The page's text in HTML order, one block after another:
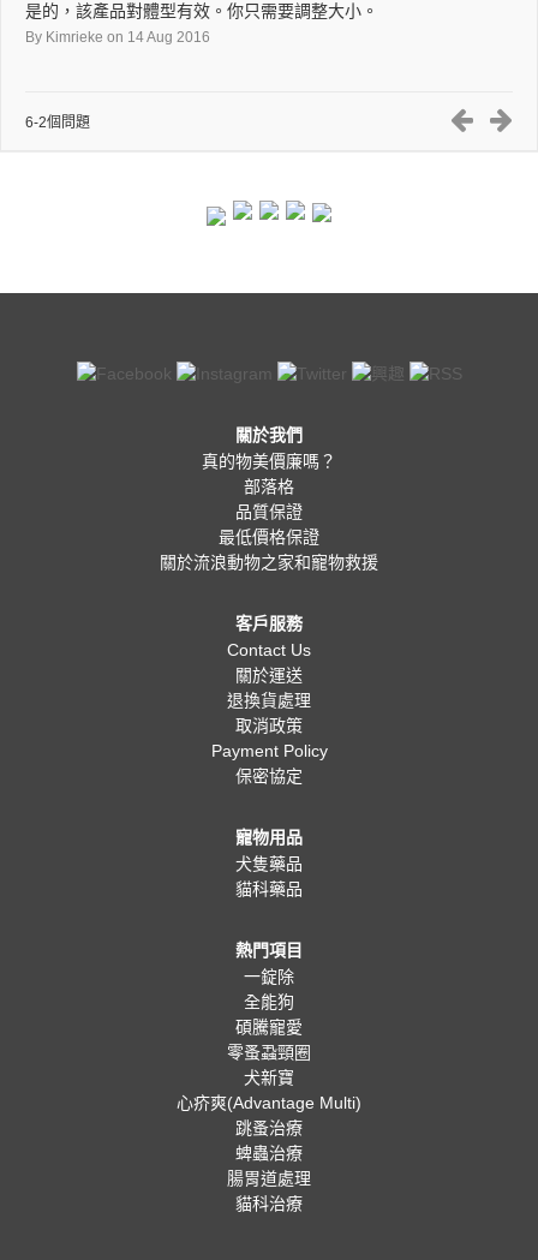
是的，該產品對體型有效。你只需要調整大小。
By Kimrieke on 14 Aug 2016
6-2個問題
關於我們
真的物美價廉嗎？
部落格
品質保證
最低價格保證
關於流浪動物之家和寵物救援
客戶服務
Contact Us
關於運送
退換貨處理
取消政策
Payment Policy
保密協定
寵物用品
犬隻藥品
貓科藥品
熱門項目
一錠除
全能狗
碩騰寵愛
零蚤蝨頸圈
犬新寶
心疥爽(Advantage Multi)
跳蚤治療
蜱蟲治療
腸胃道處理
貓科治療